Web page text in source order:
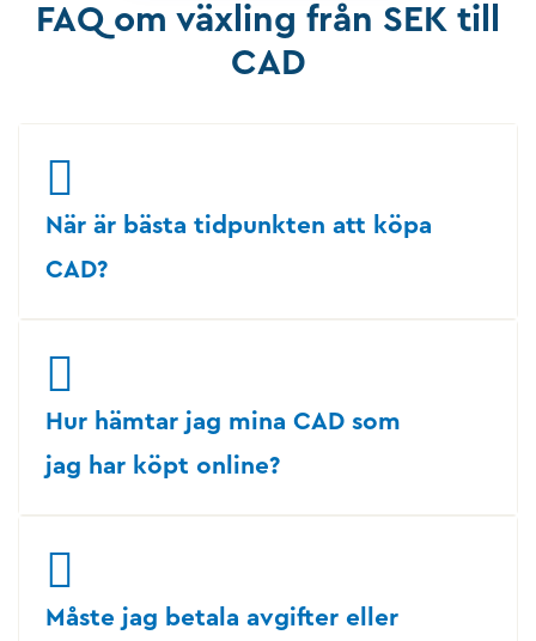
FAQ om växling från SEK till
CAD
När är bästa tidpunkten att köpa
CAD?
Hur hämtar jag mina CAD som
jag har köpt online?
Måste jag betala avgifter eller